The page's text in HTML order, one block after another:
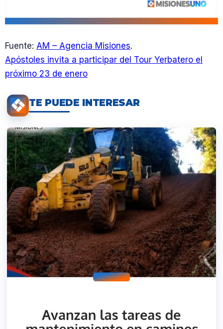
Fuente: AM – Agencia Misiones.
Apóstoles invita a participar del Tour Yerbatero el
próximo 23 de enero
TE PUEDE INTERESAR